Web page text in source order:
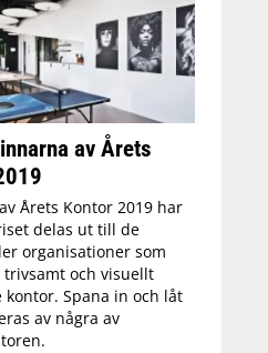
av Årets
Årets Kontor 2019 har
delas ut till de
organisationer som
trivsamt och visuellt
Spana in och låt
av några av